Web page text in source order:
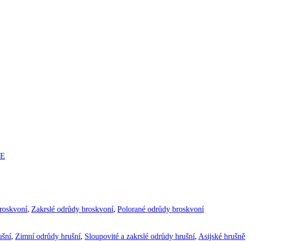
, Zakrslé odrůdy broskvoní, Polorané odrůdy broskvoní
, Zimní odrůdy hrušní, Sloupovité a zakrslé odrůdy hrušní, Asijské hrušně